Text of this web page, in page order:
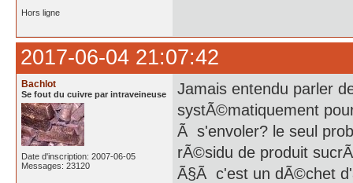
Hors ligne
2017-06-04 21:07:42
Bachlot
Se fout du cuivre par intraveineuse
Date d'inscription: 2007-06-05
Messages: 23120
Jamais entendu parler
systÃ©matiquement
Ã s'envoler? le seul
rÃ©sidu de produit
Ã§Ã c'est un dÃ©chet